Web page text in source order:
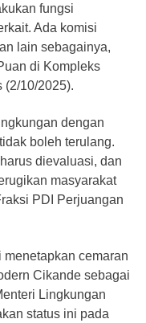
fungsi
Ada komisi
lain sebagainya,
di Kompleks
(2/10/2025).
dengan
boleh terulang.
dievaluasi, dan
masyarakat
PDI Perjuangan
cemaran
Cikande sebagai
Lingkungan
status ini pada